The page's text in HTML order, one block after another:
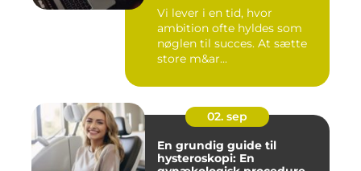
Vi lever i en tid, hvor
ambition ofte hyldes som
nøglen til succes. At sætte
store m&ar...
02. sep
En grundig guide til
hysteroskopi: En